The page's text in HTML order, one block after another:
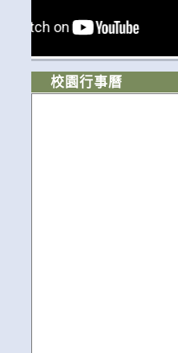
校園行事曆